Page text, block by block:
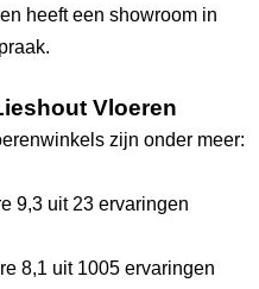
heeft een showroom in
Vloeren
zijn onder meer:
9,3 uit 23 ervaringen
8,1 uit 1005 ervaringen